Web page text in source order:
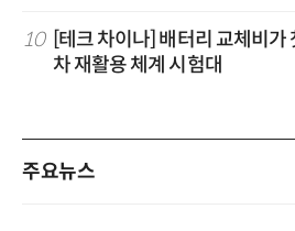
10
[테크 차이나] 배터리 교체비
차 재활용 체계 시험대
주요뉴스